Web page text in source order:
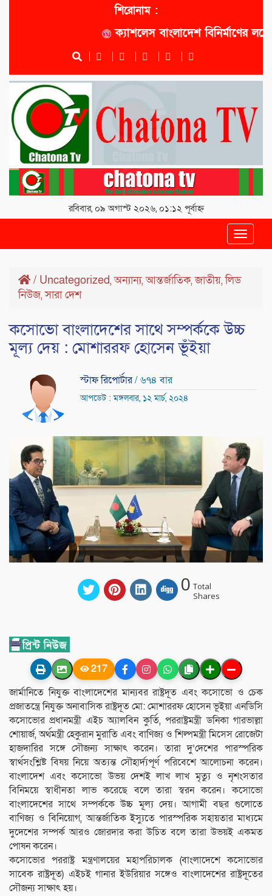
শিরোনাম :
ক্যাশলেস বাংলাদেশ বিনির্মাণের লক্ষ্যে
রবিবার, ০৯ অগাস্ট ২০২৬, ০১:১২ পূর্বাহ্ন
Toggle
/ Uncategorized,অন্যান্য,আন্তর্জাতিক,জাতীয়,লিড
নিউজ,সারা দেশ
কসোভো বাংলাদেশের সাথে সম্পর্ককে উচ্চ
মূল্য দেয় : মোশাররফ হোসেন ভূঁইয়া
স্টাফ রিপোর্টার/ ৬৭৪ বার
আপডেট : মঙ্গলবার, ১২ মার্চ, ২০২৪
0 Total
Shares
217
জার্মানিতে নিযুক্ত বাংলাদেশের মান্যবর রাষ্ট্রদূত এবং কসোভো ও চেক
প্রজাতন্ত্রে নিযুক্ত অনাবাসিক রাষ্ট্রদূত মো: মোশাররফ হোসেন ভূইয়া এনডিসি
কসোভোর প্রধানমন্ত্রী এইচ অ্যালবিন কুর্তি, পররাষ্ট্রমন্ত্রী ডনিকা গারভাল্লা
শোয়ার্জ, অর্থমন্ত্রী হেকুরান মুরাতি এবং বাণিজ্য ও শিল্পমন্ত্রী মিসেস রোজেটা
হাজদারির সঙ্গে সৌজন্য সাক্ষাৎ করেন। তারা দু’দেশের পারস্পরিক
স্বার্থসংশ্লিষ্ট বিষয় নিয়ে অত্যন্ত সৌহার্দ্যপূর্ণ পরিবেশে আলোচনা করেন।
বাংলাদেশ এবং কসোভো উভয় দেশই লাখ লাখ মৃত্যু ও নৃশংসতার
বিনিময়ে স্বাধীনতা লাভ করেছে বলে তারা স্বরন করেন। কসোভো
বাংলাদেশের সাথে সম্পর্ককে উচ্চ মূল্য দেয়। আগামী বছর গুলোতে
বাণিজ্য ও বিনিয়োগ, আন্তর্জাতিক ইস্যুতে পারস্পরিক সহায়তার মাধ্যমে
দুদেশের সম্পর্ক আরও জোরদার করা উচিত বলে তারা উভয়ই একমত
পোষন করেন।
কসোভোর পররাষ্ট্র মন্ত্রণালয়ের মহাপরিচালক (বাংলাদেশে কসোভোর
সাবেক রাষ্ট্রদূত) এইচই গানার ইউরিয়ার সঙ্গেও বাংলাদেশের রাষ্ট্রদূতের
সৌজন্য সাক্ষাৎ হয়।